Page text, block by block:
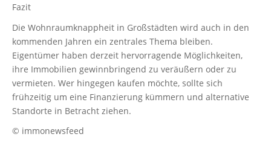
Fazit
Die Wohnraumknappheit in Großstädten wird auch in den
kommenden Jahren ein zentrales Thema bleiben.
Eigentümer haben derzeit hervorragende Möglichkeiten,
ihre Immobilien gewinnbringend zu veräußern oder zu
vermieten. Wer hingegen kaufen möchte, sollte sich
frühzeitig um eine Finanzierung kümmern und alternative
Standorte in Betracht ziehen.
© immonewsfeed